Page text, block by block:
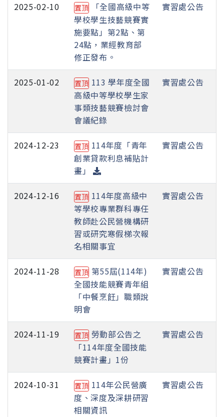
2025-02-10 置頂
「全國高級中等
學校學生技藝競賽實
施要點」第2點、第
24點，業經教育部
修正發布。
實習處公告
2025-01-02 置頂 113 學年度全國
高級中等學校學生家
事類技藝競賽檢討會
會議紀錄
實習處公告
2024-12-23 置頂 114年度「青年
創業貸款利息補貼計
畫」
實習處公告
2024-12-16 置頂 114年度高級中
等學校專業群科專任
教師赴公民營機構研
習或研究寒假梯次報
名相關事宜
實習處公告
2024-11-28 置頂 第55屆(114年)
全國技能競賽青年組
「中餐烹飪」職類說
明會
實習處公告
2024-11-19 置頂 勞動部公告之
「114年度全國技能
競賽計畫」1份
實習處公告
2024-10-31 置頂 114年公民營廣
度、深度及深耕研習
相關資訊
實習處公告